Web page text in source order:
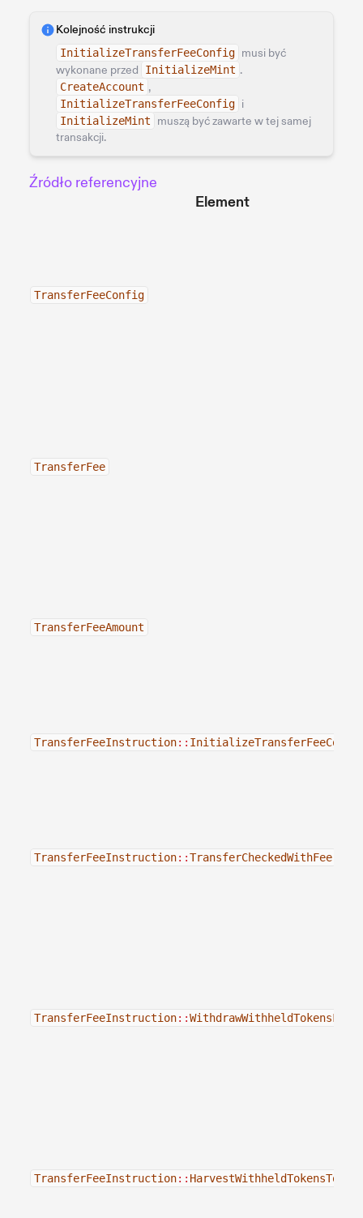
Kolejność instrukcji
InitializeTransferFeeConfig musi być
wykonane przed
InitializeMint .
CreateAccount ,
InitializeTransferFeeConfig i
InitializeMint
muszą być zawarte w tej samej
transakcji.
Źródło referencyjne
Element
TransferFeeConfig
TransferFee
TransferFeeAmount
TransferFeeInstruction::
TransferFeeInstruction::TransferCheckedWithFee
TransferFeeInstruction::
TransferFeeInstruction::